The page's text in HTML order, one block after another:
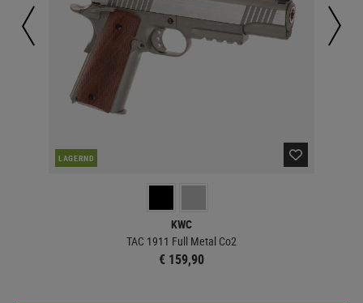
LAGERND
KWC
TAC 1911 Full Metal Co2
€ 159,90